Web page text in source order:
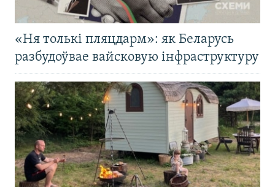
«Ня толькі пляцдарм»: як Беларусь
разбудоўвае вайсковую інфраструктуру